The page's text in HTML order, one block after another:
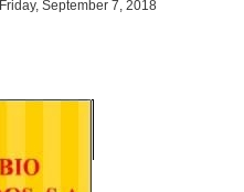
Friday, September 7, 2018